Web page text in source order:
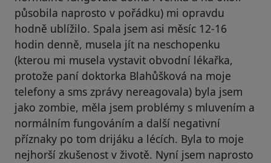
působila naprosto v pořádku) mi opravdu
hodně ublížilo. Spala jsem asi měsíc 12-16
hodin denně, musela jít na neschopenku
(kterou mi musela vystavit obvodní lékařka,
protože paní doktorka Blahůšková na moje
telefony a sms zprávy nereagovala) byla jsem
jako zombie, měla jsem problémy s mluvením a
normálním fungováním a další negativní
příznaky po tom drijáku a lécích. Byla to moje
nejhorší zkušenost v životě. Nyní jsem naprosto